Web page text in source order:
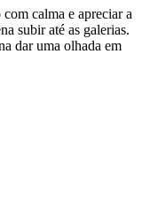
calma e apreciar a
subir até as galerias.
dar uma olhada em